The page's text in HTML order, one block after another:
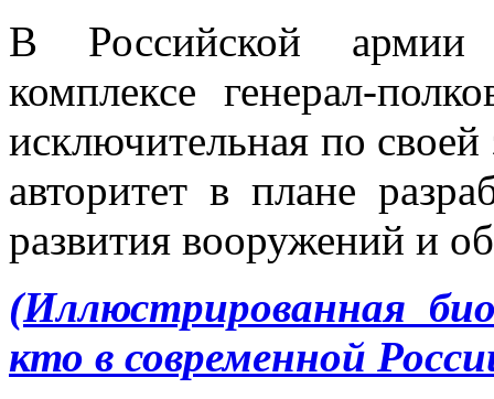
В Российской армии
комплексе генерал-
исключительная по
авторитет в плане
развития вооружений и
(Иллюстрированная
кто в современной